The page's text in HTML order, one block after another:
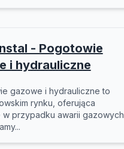
- Pogotowie
i hydrauliczne
gazowe i hydrauliczne to
rynku, oferująca
w przypadku awarii gazowych